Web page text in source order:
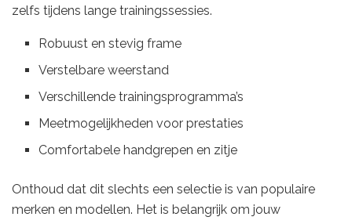
zelfs tijdens lange trainingssessies.
Robuust en stevig frame
Verstelbare weerstand
Verschillende trainingsprogramma’s
Meetmogelijkheden voor prestaties
Comfortabele handgrepen en zitje
Onthoud dat dit slechts een selectie is van populaire
merken en modellen. Het is belangrijk om jouw